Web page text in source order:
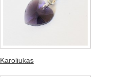
Karoliukas